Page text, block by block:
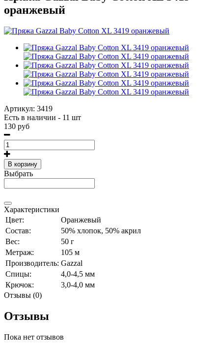
оранжевый
Артикул: 3419
Есть в наличии - 11 шт
130 руб
В корзину
Выбрать
Характеристики
Цвет:
Оранжевый
Состав:
50% хлопок, 50% акрил
Вес:
50 г
Метраж:
105 м
Производитель: Gazzal
Спицы:
4,0-4,5 мм
Крючок:
3,0-4,0 мм
Отзывы (0)
Отзывы
Пока нет отзывов